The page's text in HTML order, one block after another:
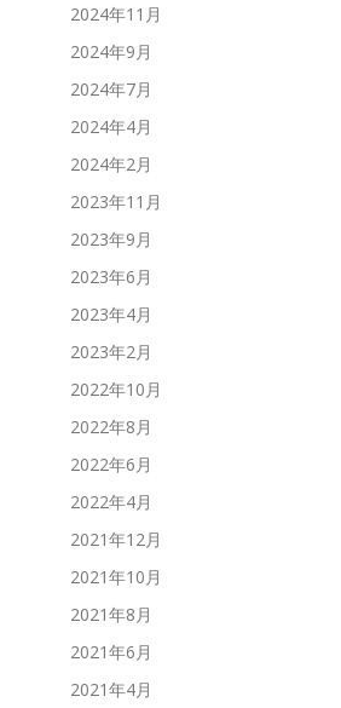
2024年11月
2024年9月
2024年7月
2024年4月
2024年2月
2023年11月
2023年9月
2023年6月
2023年4月
2023年2月
2022年10月
2022年8月
2022年6月
2022年4月
2021年12月
2021年10月
2021年8月
2021年6月
2021年4月